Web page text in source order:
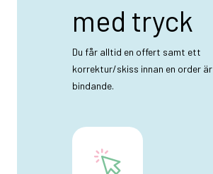
med tryck
Du får alltid en offert samt ett
korrektur/skiss innan en order är
bindande.